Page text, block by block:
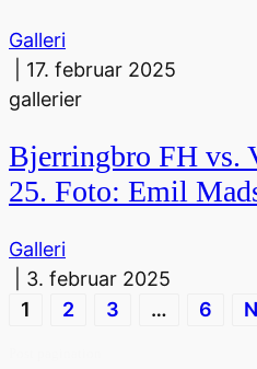
Galleri
17. februar 2025
gallerier
Bjerringbro FH vs.
25. Foto: Emil
Galleri
3. februar 2025
1
2 3 … 6